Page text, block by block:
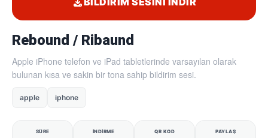
Rebound / Ribaund
Apple iPhone telefon ve iPad tabletlerinde varsayılan olarak
bulunan kısa ve sakin bir tona sahip bildirim sesi.
apple iphone
SÜRE İNDIRME QR KOD PAYLAŞ